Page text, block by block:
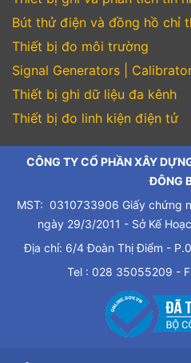
Bút thử điện và đồng hồ chỉ
Thiết bị đo môi trường
Signal Generators |
Thiết bị ghi dữ liệu đa kênh
Thiết bị đo linh kiện điện tử
CÔNG TY CỔ PHẦN XÂY
ĐÔNG
MST: 0310733906 Giấy chứng
ngày 29/3/2011 - Sở Kế
Địa chỉ: 6/4 Đoàn Thị Điểm -
Tel : 028 35055209 -